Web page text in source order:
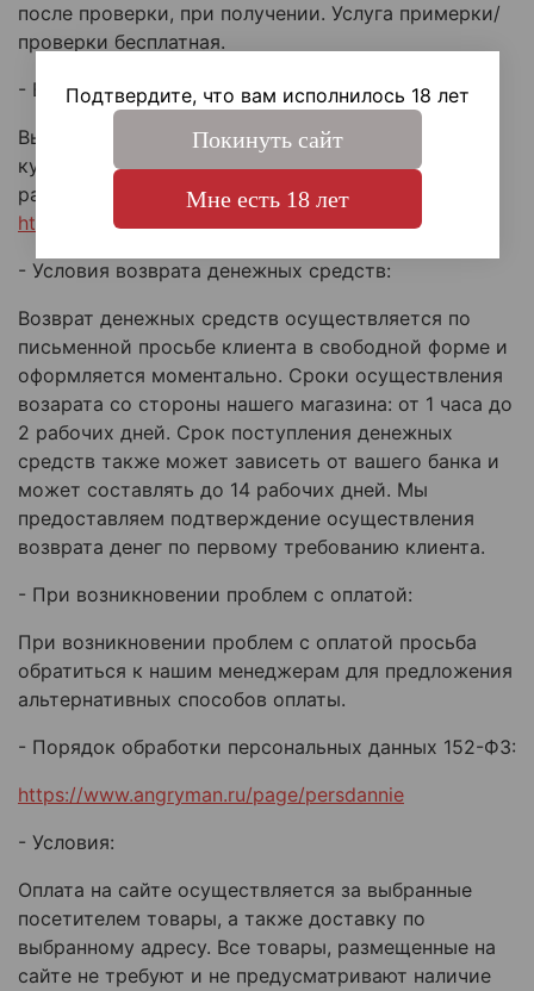
после проверки, при получении. Услуга примерки/
проверки бесплатная.
- Возврат/замена товара:
Вы всегда можете вернуть/обменять товар,
купленный на нашем сайте, полные условия
размещены на странице:
https://www.angryman.ru/page/return
- Условия возврата денежных средств:
Возврат денежных средств осуществляется по
письменной просьбе клиента в свободной форме и
оформляется моментально. Сроки осуществления
возарата со стороны нашего магазина: от 1 часа до
2 рабочих дней. Срок поступления денежных
средств также может зависеть от вашего банка и
может составлять до 14 рабочих дней. Мы
предоставляем подтверждение осуществления
возврата денег по первому требованию клиента.
- При возникновении проблем с оплатой:
При возникновении проблем с оплатой просьба
обратиться к нашим менеджерам для предложения
альтернативных способов оплаты.
- Порядок обработки персональных данных 152-ФЗ:
https://www.angryman.ru/page/persdannie
- Условия:
Оплата на сайте осуществляется за выбранные
посетителем товары, а также доставку по
выбранному адресу. Все товары, размещенные на
сайте не требуют и не предусматривают наличие
Подтвердите, что вам исполнилось 18 лет
Покинуть сайт
Мне есть 18 лет